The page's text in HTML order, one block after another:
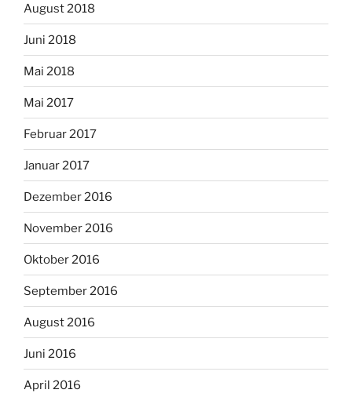
August 2018
Juni 2018
Mai 2018
Mai 2017
Februar 2017
Januar 2017
Dezember 2016
November 2016
Oktober 2016
September 2016
August 2016
Juni 2016
April 2016